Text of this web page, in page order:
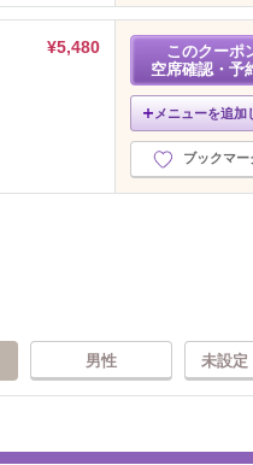
¥5,480
このクーポ
空席確認・予
メニューを追加
ブックマー
男性 未設定